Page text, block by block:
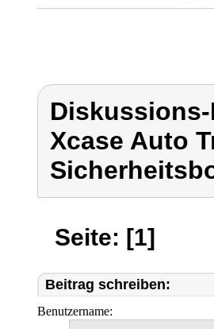
Xcase Auto
Seite: [1]
Beitrag schreiben:
Benutzername: